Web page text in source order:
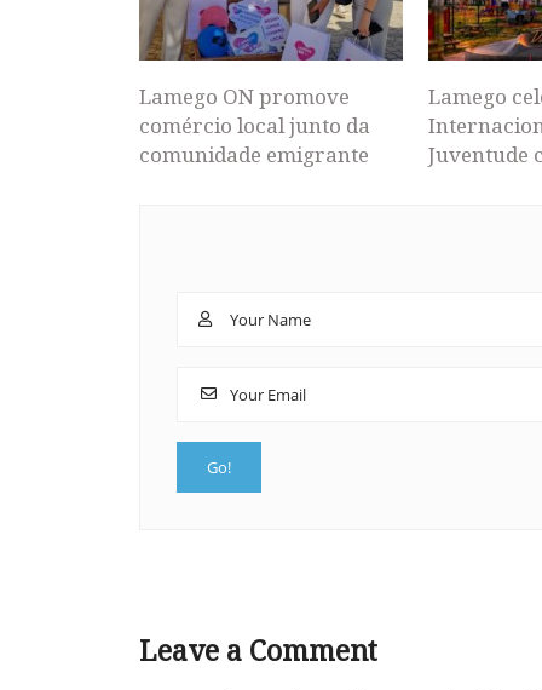
Lamego ON promove
comércio local junto da
comunidade emigrante
Lamego
Juventude
Leave a Comment